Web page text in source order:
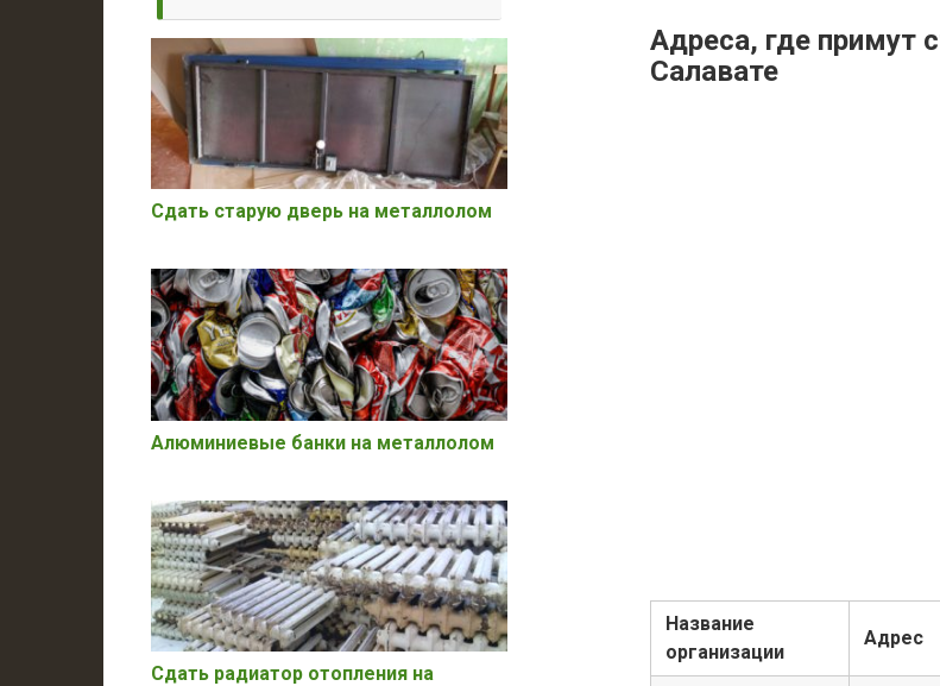
Адреса, где примут
Салавате
Название
организации
Адрес
Сдать старую дверь на металлолом
Алюминиевые банки на металлолом
Сдать радиатор отопления на